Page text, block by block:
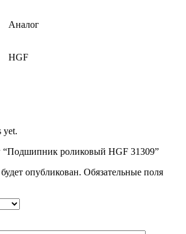
Аналог
HGF
yet.
“Подшипник роликовый HGF 31309”
опубликован. Обязательные поля